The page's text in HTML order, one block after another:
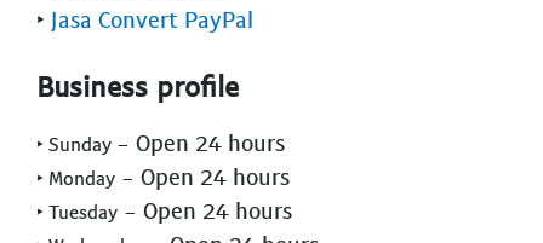
‣ Jasa Convert PayPal
Business profile
‣ Sunday - Open 24 hours
‣ Monday - Open 24 hours
‣ Tuesday - Open 24 hours